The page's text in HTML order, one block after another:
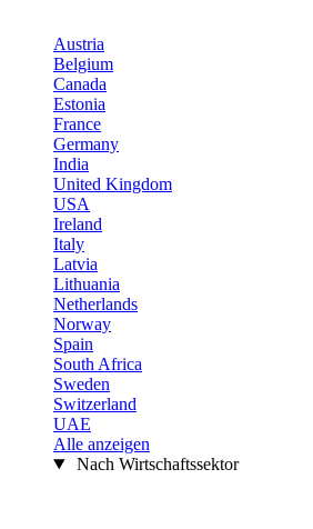
Austria
Belgium
Canada
Estonia
France
Germany
India
United Kingdom
USA
Ireland
Italy
Latvia
Lithuania
Netherlands
Norway
Spain
South Africa
Sweden
Switzerland
UAE
Alle anzeigen
Nach Wirtschaftssektor